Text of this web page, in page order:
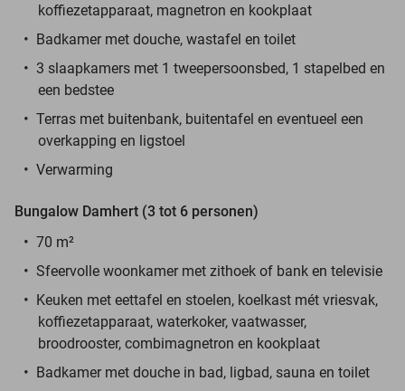
koffiezetapparaat, magnetron en kookplaat
Badkamer met douche, wastafel en toilet
3 slaapkamers met 1 tweepersoonsbed, 1 stapelbed en
een bedstee
Terras met buitenbank, buitentafel en eventueel een
overkapping en ligstoel
Verwarming
Bungalow Damhert (3 tot 6 personen)
70 m²
Sfeervolle woonkamer met zithoek of bank en televisie
Keuken met eettafel en stoelen, koelkast mét vriesvak,
koffiezetapparaat, waterkoker, vaatwasser,
broodrooster, combimagnetron en kookplaat
Badkamer met douche in bad, ligbad, sauna en toilet